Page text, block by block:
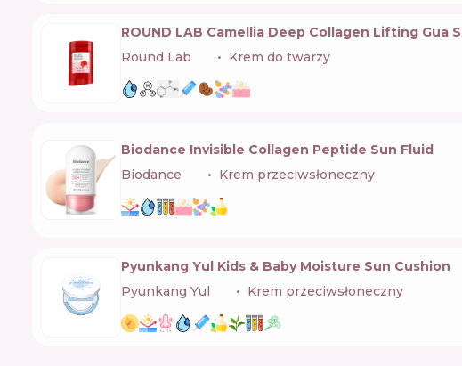
ROUND LAB Camellia Deep Collagen Lifting Gua
Round Lab
Krem do twarzy
Biodance Invisible Collagen Peptide Sun Fluid
Biodance
Krem przeciwsłoneczny
Pyunkang Yul Kids & Baby Moisture Sun Cushion
Pyunkang Yul
Krem przeciwsłoneczny